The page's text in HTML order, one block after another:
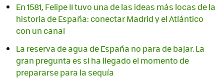
En 1581, Felipe II tuvo una de las ideas más locas de la
historia de España: conectar Madrid y el Atlántico
con un canal
La reserva de agua de España no para de bajar. La
gran pregunta es si ha llegado el momento de
prepararse para la sequía